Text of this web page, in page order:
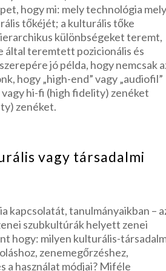
hogy mi: mely technológia
tőkéjét; a kulturális tőke
különbségeket teremt,
által teremtett pozicionális és
jó példa, hogy nemcsak
hogy „high-end” vagy „audiofil”
vagy hi-fi (high fidelity) zenéket
zenéket.
vagy társadalmi
kapcsolatát, tanulmányaikban –
szubkultúrák helyett zenei
hogy: milyen kulturális-
zenemegőrzéshez,
a használat módjai? Miféle